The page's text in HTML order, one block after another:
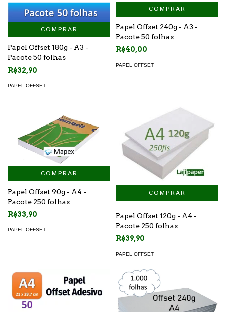
COMPRAR
Papel Offset 180g - A3 -
Pacote 50 folhas
R$32,90
PAPEL OFFSET
COMPRAR
Papel Offset 240g - A3 -
Pacote 50 folhas
R$40,00
PAPEL OFFSET
COMPRAR
Papel Offset 90g - A4 -
Pacote 250 folhas
R$33,90
PAPEL OFFSET
Papel Offset 120g - A4 -
Pacote 250 folhas
R$39,90
PAPEL OFFSET